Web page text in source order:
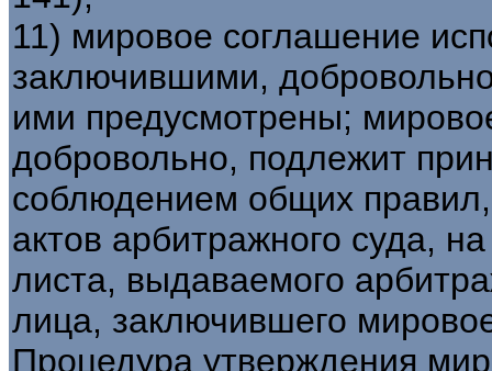
11) мировое соглашение
заключившими,
ими предусмотрены;
добровольно, подлежит
соблюдением общих
актов арбитражного суда,
листа, выдаваемого
лица, заключившего
Процедура утверждения